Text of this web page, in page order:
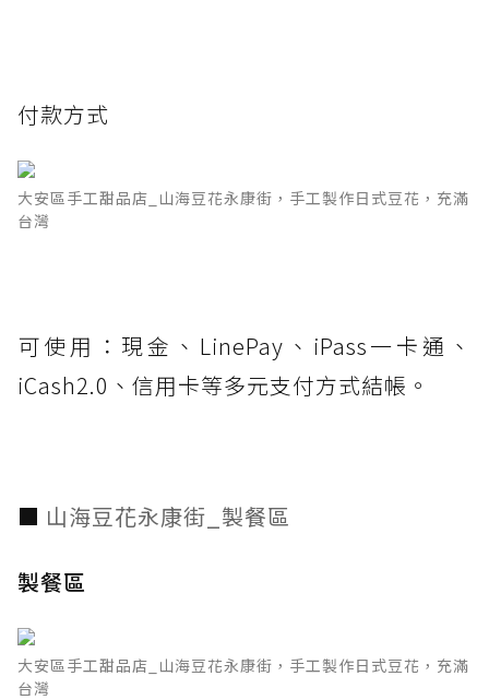
付款方式
大安區手工甜品店_山海豆花永康街，手工製作日式豆花，充滿
台灣
可使用：現金、LinePay、iPass一卡通、
iCash2.0、信用卡等多元支付方式結帳。
■ 山海豆花永康街_製餐區
製餐區
大安區手工甜品店_山海豆花永康街，手工製作日式豆花，充滿
台灣